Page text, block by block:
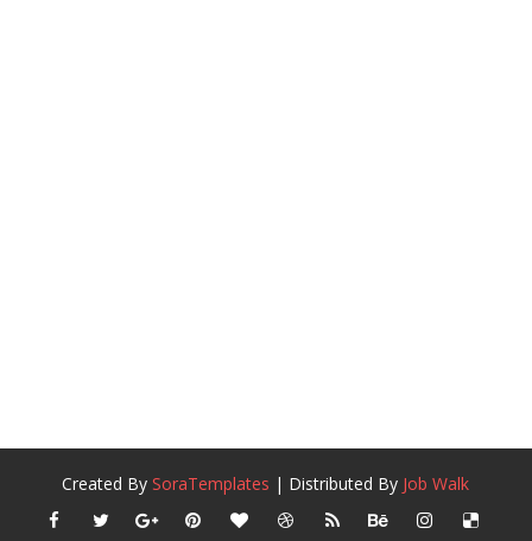
Created BySoraTemplates | Distributed By Job Walk